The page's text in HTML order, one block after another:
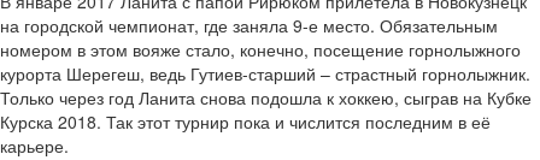
на городской чемпионат, где заняла 9-е место. Обязательным
номером в этом вояже стало, конечно, посещение горнолыжного
курорта Шерегеш, ведь Гутиев-старший – страстный горнолыжник.
Только через год Ланита снова подошла к хоккею, сыграв на Кубке
Курска 2018. Так этот турнир пока и числится последним в её
карьере.